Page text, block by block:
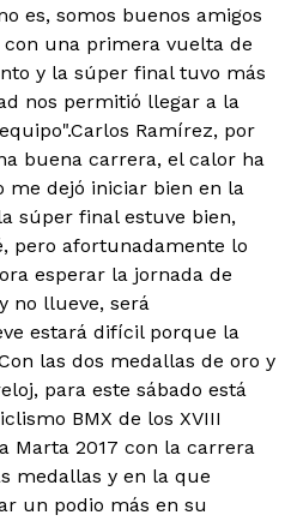
es, somos buenos amigos
una primera vuelta de
y la súper final tuvo más
nos permitió llegar a la
Carlos Ramírez, por
buena carrera, el calor ha
me dejó iniciar bien en la
súper final estuve bien,
pero afortunadamente lo
esperar la jornada de
no llueve, será
estará difícil porque la
las dos medallas de oro y
para este sábado está
BMX de los XVIII
Marta 2017 con la carrera
medallas y en la que
un podio más en su